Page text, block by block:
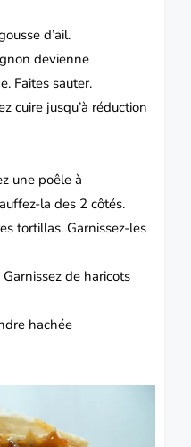
d’ail.
devienne
Faites sauter.
cuire jusqu’à réduction
une poêle à
la des 2 côtés.
tortillas. Garnissez-les
de haricots
hachée